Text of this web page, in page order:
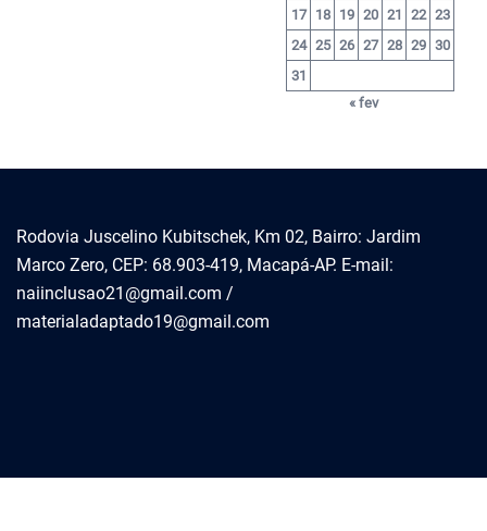
17
18 19 20 21 22 23
24 25 26 27 28 29 30
31
« fev
Rodovia Juscelino Kubitschek, Km 02, Bairro: Jardim
Marco Zero, CEP: 68.903-419, Macapá-AP. E-mail:
naiinclusao21@gmail.com /
materialadaptado19@gmail.com